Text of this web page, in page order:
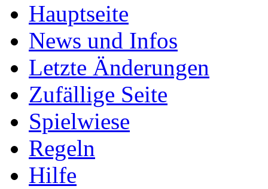
Hauptseite
News und Infos
Letzte Änderungen
Zufällige Seite
Spielwiese
Regeln
Hilfe